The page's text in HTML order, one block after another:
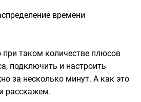
времени
при таком количестве плюсов
подключить и настроить
за несколько минут. А как это
расскажем.